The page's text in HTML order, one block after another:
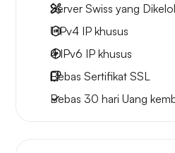
Server Swiss yang
1 IPv4 IP khusus
4 IPv6 IP khusus
Bebas Sertifikat SSL
Bebas 30 hari Uang